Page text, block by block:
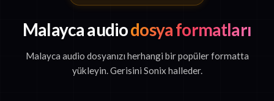
Malayca audiodosya formatları
Malayca audio dosyanızı herhangi bir popüler formatta
yükleyin. Gerisini Sonix halleder.